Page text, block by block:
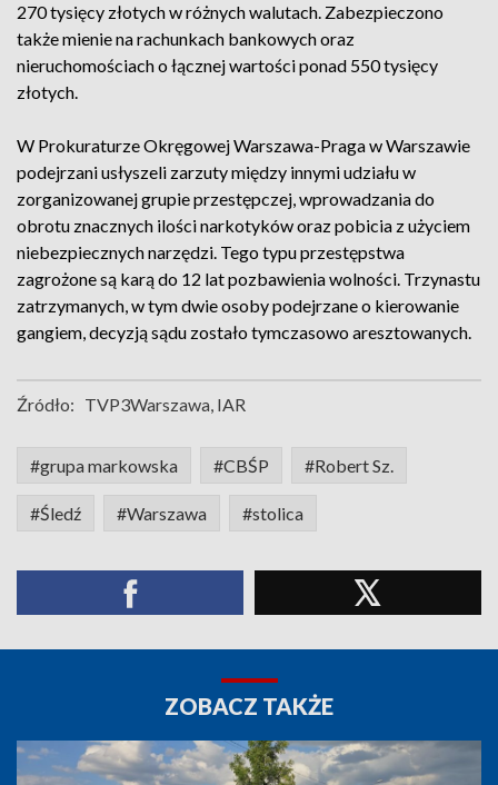
270 tysięcy złotych w różnych walutach. Zabezpieczono
także mienie na rachunkach bankowych oraz
nieruchomościach o łącznej wartości ponad 550 tysięcy
złotych.
W Prokuraturze Okręgowej Warszawa-Praga w Warszawie
podejrzani usłyszeli zarzuty między innymi udziału w
zorganizowanej grupie przestępczej, wprowadzania do
obrotu znacznych ilości narkotyków oraz pobicia z użyciem
niebezpiecznych narzędzi. Tego typu przestępstwa
zagrożone są karą do 12 lat pozbawienia wolności. Trzynastu
zatrzymanych, w tym dwie osoby podejrzane o kierowanie
gangiem, decyzją sądu zostało tymczasowo aresztowanych.
Źródło: TVP3Warszawa, IAR
#grupa markowska #CBŚP #Robert Sz.
#Śledź #Warszawa #stolica
ZOBACZ TAKŻE